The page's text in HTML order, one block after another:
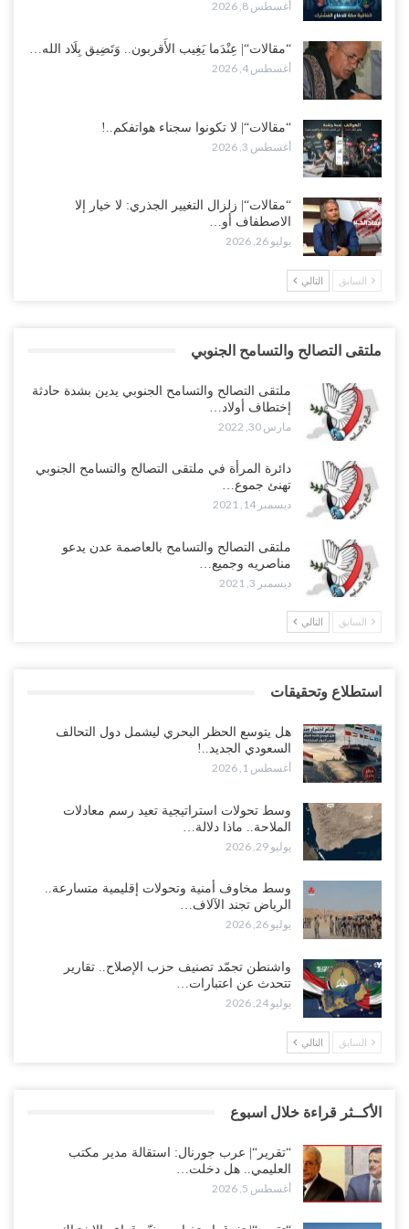
أغسطس 8, 2026
“مقالات“| عِنْدَما يَغِيب الأَقربون.. وَتَضِيق بِلَاد الله…
أغسطس 4, 2026
“مقالات“| لا تكونوا سجناء هواتفكم..!
أغسطس 3, 2026
“مقالات“| زلزال التغيير الجذري: لا خيار إلا
الاصطفاف أو…
يوليو 26, 2026
السابق التالي
ملتقى التصالح والتسامح الجنوبي
ملتقى التصالح والتسامح الجنوبي يدين بشدة حادثة
إختطاف أولاد…
مارس 30, 2022
دائرة المرأة في ملتقى التصالح والتسامح الجنوبي
تهنئ جموع…
ديسمبر 14, 2021
ملتقى التصالح والتسامح بالعاصمة عدن يدعو
مناصريه وجميع…
ديسمبر 3, 2021
السابق التالي
استطلاع وتحقيقات
هل يتوسع الحظر البحري ليشمل دول التحالف
السعودي الجديد..!
أغسطس 1, 2026
وسط تحولات استراتيجية تعيد رسم معادلات
الملاحة.. ماذا دلالة…
يوليو 29, 2026
وسط مخاوف أمنية وتحولات إقليمية متسارعة..
الرياض تجند الآلاف…
يوليو 26, 2026
واشنطن تجمّد تصنيف حزب الإصلاح.. تقارير
تتحدث عن اعتبارات…
يوليو 24, 2026
السابق التالي
الأكــثر قراءة خلال اسبوع
“تقرير“| عرب جورنال: استقالة مدير مكتب
العليمي.. هل دخلت…
أغسطس 5, 2026